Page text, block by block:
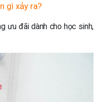
gì xảy ra?
ưu đãi dành cho học sinh,